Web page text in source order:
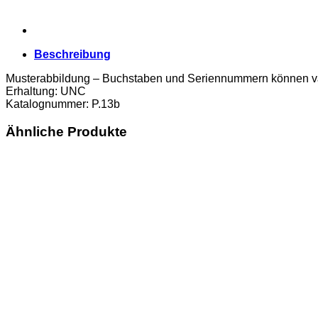
Beschreibung
Musterabbildung – Buchstaben und Seriennummern können
Erhaltung: UNC
Katalognummer: P.13b
Ähnliche Produkte